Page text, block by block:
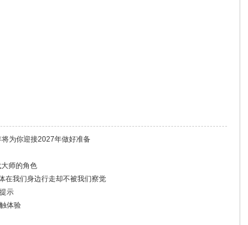
将为你迎接2027年做好准备
大师的角色
在我们身边行走却不被我们察觉
示
体验